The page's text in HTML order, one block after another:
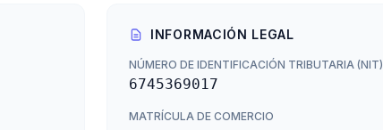
INFORMACIÓN LEGAL
NÚMERO DE IDENTIFICACIÓN TRIBUTARIA (NIT)
6745369017
MATRÍCULA DE COMERCIO